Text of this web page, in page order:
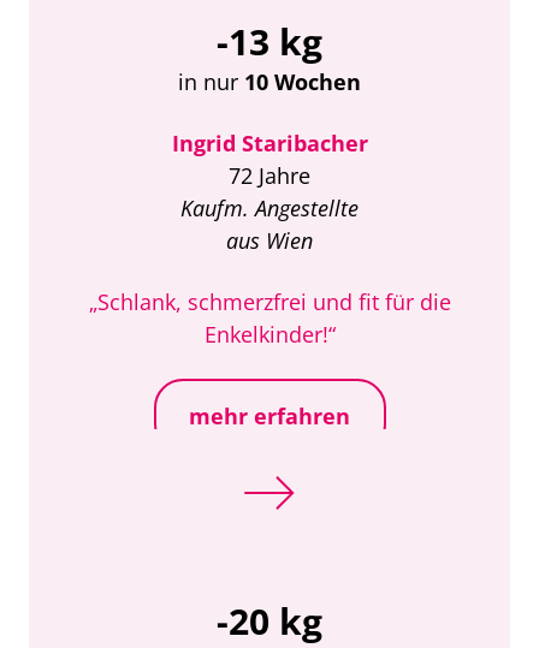
-13 kg
in nur 10 Wochen
Ingrid Staribacher
72 Jahre
Kaufm. Angestellte
aus Wien
„Schlank, schmerzfrei und fit für die
Enkelkinder!“
mehr erfahren
-20 kg